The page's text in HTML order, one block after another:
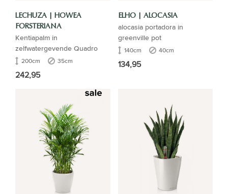
LECHUZA | HOWEA
FORSTERIANA
Kentiapalm in
zelfwatergevende Quadro
200cm 35cm
242,95
ELHO | ALOCASIA
alocasia portadora in
greenville pot
140cm 40cm
134,95